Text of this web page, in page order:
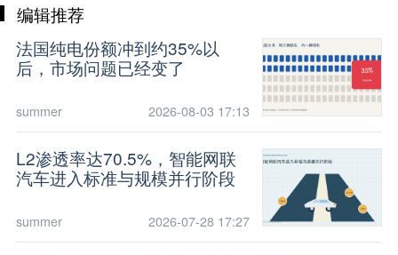
编辑推荐
法国纯电份额冲到约35%以
后，市场问题已经变了
summer 2026-08-03 17:13
L2渗透率达70.5%，智能网联
汽车进入标准与规模并行阶段
summer 2026-07-28 17:27